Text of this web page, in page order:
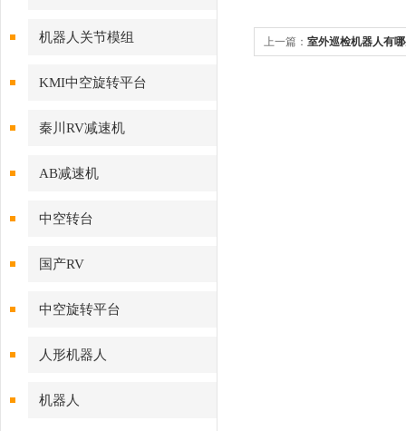
机器人关节模组
KMI中空旋转平台
秦川RV减速机
AB减速机
中空转台
国产RV
中空旋转平台
人形机器人
机器人
上一篇： 室外巡检机器人有